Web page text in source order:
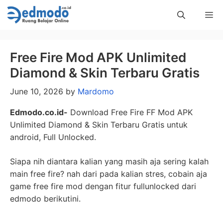
Skip
to
Free Fire Mod APK Unlimited
Diamond & Skin Terbaru Gratis
June 10, 2026 by Mardomo
Edmodo.co.id- Download Free Fire FF Mod APK
Unlimited Diamond & Skin Terbaru Gratis untuk
android, Full Unlocked.
Siapa nih diantara kalian yang masih aja sering kalah
main free fire? nah dari pada kalian stres, cobain aja
game free fire mod dengan fitur fullunlocked dari
edmodo berikutini.